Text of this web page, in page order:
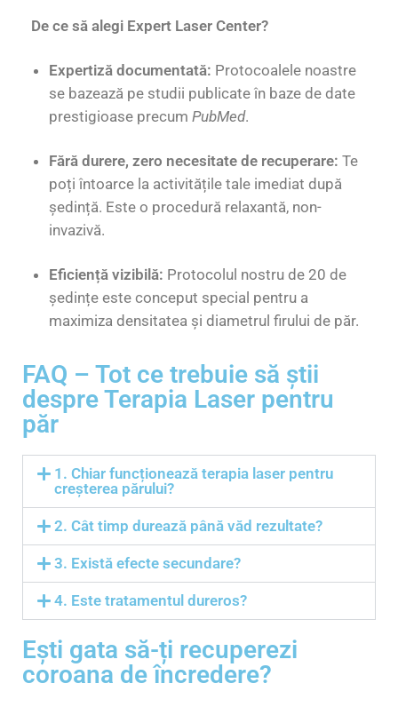
De ce să alegi Expert Laser Center?
Expertiză documentată: Protocoalele noastre
se bazează pe studii publicate în baze de date
prestigioase precum PubMed.
Fără durere, zero necesitate de recuperare: Te
poți întoarce la activitățile tale imediat după
ședință. Este o procedură relaxantă, non-
invazivă.
Eficiență vizibilă: Protocolul nostru de 20 de
ședințe este conceput special pentru a
maximiza densitatea și diametrul firului de păr.
FAQ – Tot ce trebuie să știi
despre Terapia Laser pentru
păr
1. Chiar funcționează terapia laser pentru
creșterea părului?
2. Cât timp durează până văd rezultate?
3. Există efecte secundare?
4. Este tratamentul dureros?
Ești gata să-ți recuperezi
coroana de încredere?